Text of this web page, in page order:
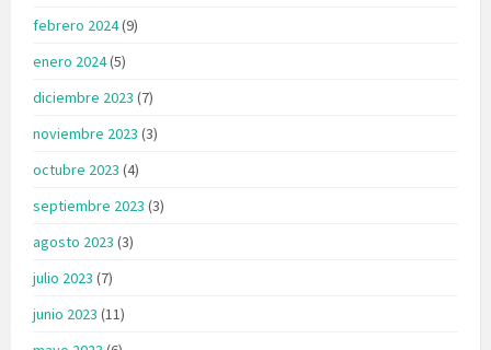
febrero 2024(9)
enero 2024(5)
diciembre 2023 (7)
noviembre 2023 (3)
octubre 2023 (4)
septiembre 2023 (3)
agosto 2023 (3)
julio 2023 (7)
junio 2023 (11)